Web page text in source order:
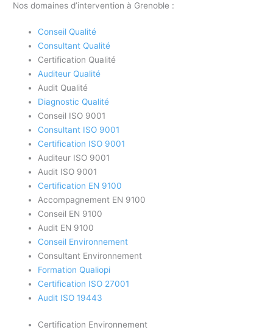
Nos domaines d’intervention à Grenoble :
Conseil Qualité
Consultant Qualité
Certification Qualité
Auditeur Qualité
Audit Qualité
Diagnostic Qualité
Conseil ISO 9001
Consultant ISO 9001
Certification ISO 9001
Auditeur ISO 9001
Audit ISO 9001
Certification EN 9100
Accompagnement EN 9100
Conseil EN 9100
Audit EN 9100
Conseil Environnement
Consultant Environnement
Formation Qualiopi
Certification ISO 27001
Audit ISO 19443
Certification Environnement